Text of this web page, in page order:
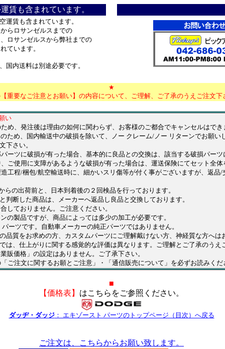
賃も含まれています。
運賃も含まれています。
ロサンゼルスまでの
サンゼルスから弊社までの
います。
国内送料は別途必要です。
★
重要なご注意とお願い】の内容について、ご理解、ご了承のうえご注文下
い
め、発注後は理由の如何に関わらず、お客様のご都合でキャンセルはでき
ため、国内輸送中の破損を除いて、ノー クレーム/ノー リターンでお願い
さい。
ーツに破損が有った場合、基本的に良品との交換は、該当する破損パーツ
使用に支障があるような破損が有った場合は、運送保険にてセット全体
工程/梱包/航空輸送時に、細かいスリ傷等が付く事がございますが、返品/
出荷前と、日本到着後の２回検品を行っております。
た商品は、メーカーへ返品し良品と交換しております。
しておりません。ご注意ください。
の製品ですが、商品によっては多少の加工が必要です。
ーツです。自動車メーカーの純正パーツではありません。
をお求めの方、カスタムパーツにご理解戴けない方、神経質な方へは
仕上がりに関する感覚的な評価は異なります。ご理解とご了承のうえ
販価格」の設定はありません。ご了承下さい。
ご注文に関するお願とご注意」・「通信販売について」を必ずお読みくだ
■
【価格表】 はこちらをご参照ください。
ダッヂ・ダッジ： エキゾースト パーツのトップページ（目次）へ戻る
ご注文は、こちらからお願い致します。